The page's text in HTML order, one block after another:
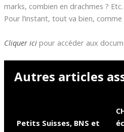
marks, combien en drachmes ? Etc.
Pour l’instant, tout va bien,
Cliquer ici pour accéder aux
Autres articles
Petits Suisses, BNS et